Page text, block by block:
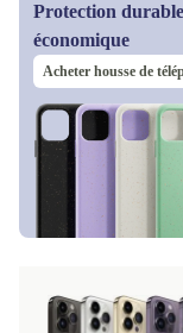
Protection
économique
Acheter housse de